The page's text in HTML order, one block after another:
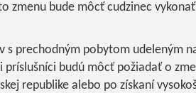
zmenu bude môcť cudzinec
s prechodným pobytom udeleným
budú môcť požiadať o
republike alebo po získaní